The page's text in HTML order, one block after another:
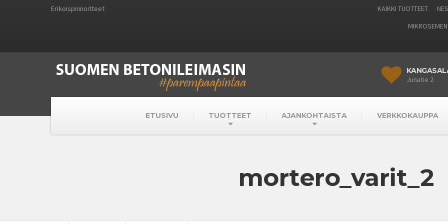
Erikoispinnoitteet KAIKKI TUOTTEET
Junatie 2
ETUSIVU TUOTTEET AJANKOHTAISTA VERKKOKAUPPA
mortero_varit_2